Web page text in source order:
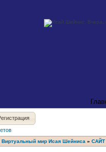
Виртуальный мир Исая Шейниса » САЙТ